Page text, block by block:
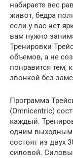
набираете вес
живот, бедра
если у вас нет
вам нужно
Тренировки
объемов, а не
понравится тем,
звонкой без
Программа
(Omnicentric)
каждый.
одним выходным
состоят из двух
силовой.